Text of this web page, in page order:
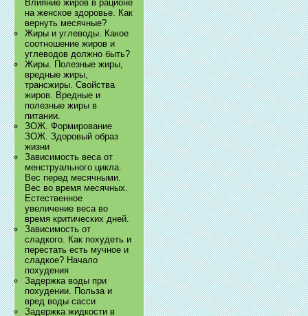
Влияние жиров в рационе
на женское здоровье. Как
вернуть месячные?
Жиры и углеводы. Какое
соотношение жиров и
углеводов должно быть?
Жиры. Полезные жиры,
вредные жиры,
трансжиры. Свойства
жиров. Вредные и
полезные жиры в
питании.
ЗОЖ. Формирование
ЗОЖ. Здоровый образ
жизни
Зависимость веса от
менструального цикла.
Вес перед месячными.
Вес во время месячных.
Естественное
увеличение веса во
время критических дней.
Зависимость от
сладкого. Как похудеть и
перестать есть мучное и
сладкое? Начало
похудения
Задержка воды при
похудении. Польза и
вред воды сасси
Задержка жидкости в